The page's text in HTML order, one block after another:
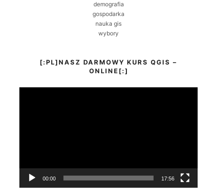
demografia
gospodarka
nauka gis
wybory
[:PL]NASZ DARMOWY KURS QGIS –
ONLINE[:]
00:00 17:56